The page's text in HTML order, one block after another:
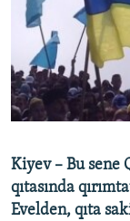
Русский
Українською
QOŞULIÑIZ!
RFE/RS bütün
Kiyev – Bu sene
qıtasında
Evelden, qıta